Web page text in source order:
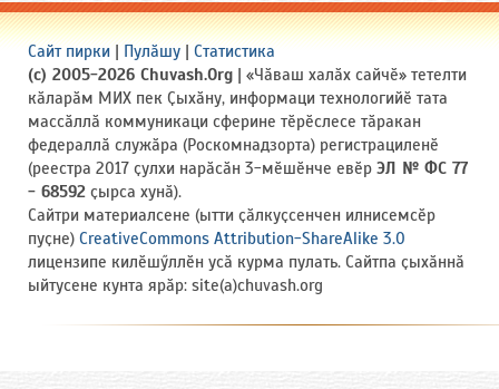
Сайт пирки Пулӑшу
Статистика
(c) 2005-2026 Chuvash.Org | «Чӑваш халӑх сайчӗ» тетелти
кӑларӑм МИХ пек Ҫыхӑну, информаци технологийӗ тата
массӑллӑ коммуникаци сферине тӗрӗслесе тӑракан
федераллӑ служӑра (Роскомнадзорта) регистрациленӗ
(реестра 2017 ҫулхи нарӑсӑн 3-мӗшӗнче евӗр ЭЛ № ФС 77
- 68592 ҫырса хунӑ).
Сайтри материалсене (ытти ҫӑлкуҫсенчен илнисемсӗр
пуҫне) CreativeCommons Attribution-ShareAlike 3.0
лицензипе килӗшӳллӗн усӑ курма пулать. Сайтпа ҫыхӑннӑ
ыйтусене кунта ярӑр: site(a)chuvash.org